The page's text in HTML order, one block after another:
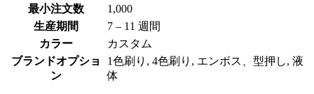
最小注文数
1,000
生産期間
7 – 11 週間
カラー
カスタム
ブランドオプショ
ン
1色刷り, 4色刷り, エンボス、型押し, 液
体